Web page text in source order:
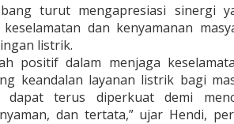
turut mengapresiasi sinergi
dan kenyamanan
listrik.
positif dalam menjaga
keandalan layanan listrik bagi
terus diperkuat demi
dan tertata,” ujar Hendi,